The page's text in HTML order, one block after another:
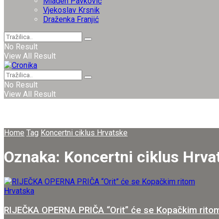
Vjekoslav Krsnik
Draženka Franjić
No Result
View All Result
No Result
View All Result
Home Tag Koncertni ciklus Hrvatske
Oznaka: Koncertni ciklus
Hrvatska
RIJEČKA OPERNA PRIČA “Orit” će se Kopačkim